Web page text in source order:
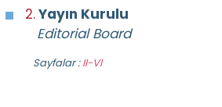
2.Yayın Kurulu
Editorial Board
Sayfalar :II-VI